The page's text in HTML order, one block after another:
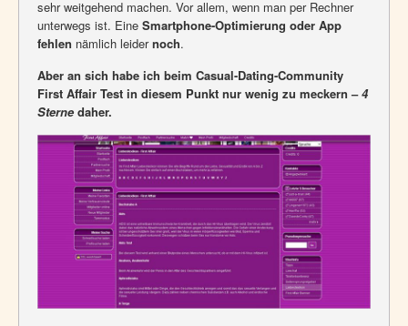
sehr weitgehend machen. Vor allem, wenn man per Rechner
unterwegs ist. Eine Smartphone-Optimierung oder App
fehlen nämlich leidernoch.
Aber an sich habe ich beim Casual-Dating-Community
First Affair Test in diesem Punkt nur wenig zu meckern –4
Sterne daher.